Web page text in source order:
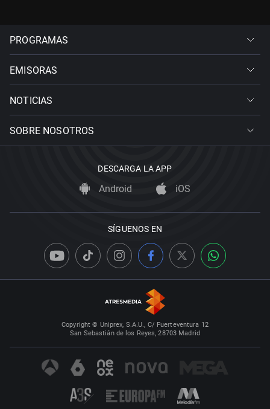
PROGRAMAS
EMISORAS
NOTICIAS
SOBRE NOSOTROS
DESCARGA LA APP
Android iOS
SÍGUENOS EN
Copyright © Uniprex, S.A.U., C/ Fuerteventura 12
San Sebastián de los Reyes, 28703 Madrid